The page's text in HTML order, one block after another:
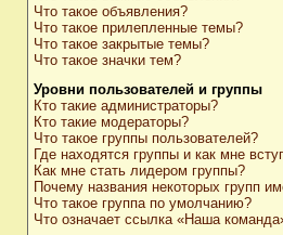
Что такое объявления?
Что такое прилепленные темы?
Что такое закрытые темы?
Что такое значки тем?
Уровни пользователей и группы
Кто такие администраторы?
Кто такие модераторы?
Что такое группы пользователей?
Где находятся группы и как мне
Как мне стать лидером группы?
Почему названия некоторых групп
Что такое группа по умолчанию?
Что означает ссылка «Наша